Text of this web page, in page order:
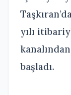
yılı
başladı.